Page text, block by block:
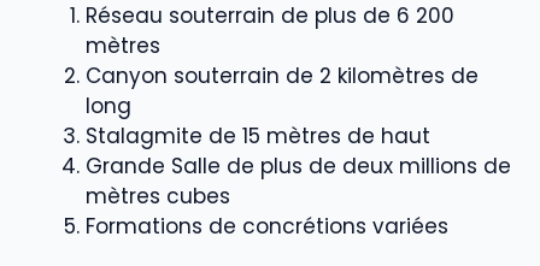
Réseau souterrain de plus de 6 200
mètres
Canyon souterrain de 2 kilomètres de
long
Stalagmite de 15 mètres de haut
Grande Salle de plus de deux millions de
mètres cubes
Formations de concrétions variées